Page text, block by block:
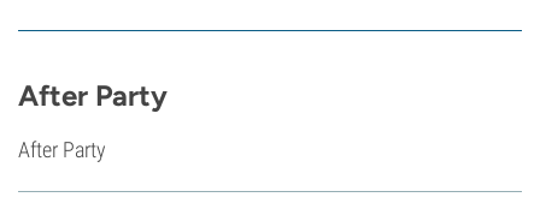
After Party
After Party